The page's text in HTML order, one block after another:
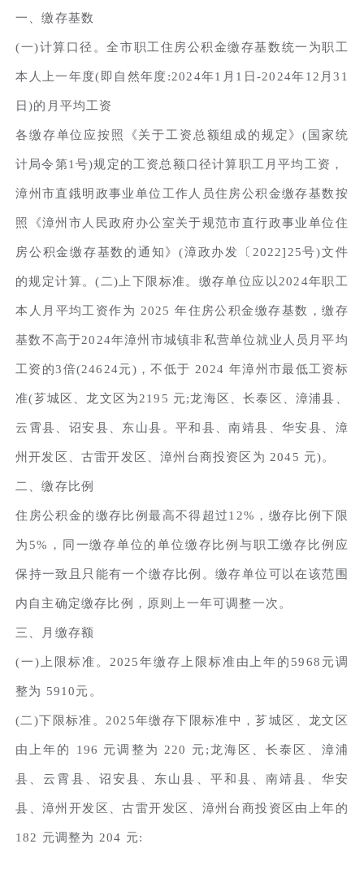
一、缴存基数
(一)计算口径。全市职工住房公积金缴存基数统一为职工
本人上一年度(即自然年度:2024年1月1日-2024年12月31
日)的月平均工资
各缴存单位应按照《关于工资总额组成的规定》(国家统
计局令第1号)规定的工资总额口径计算职工月平均工资，
漳州市直鋨明政事业单位工作人员住房公积金缴存基数按
照《漳州市人民政府办公室关于规范市直行政事业单位住
房公积金缴存基数的通知》(漳政办发〔2022]25号)文件
的规定计算。(二)上下限标准。缴存单位应以2024年职工
本人月平均工资作为 2025 年住房公积金缴存基数，缴存
基数不高于2024年漳州市城镇非私营单位就业人员月平均
工资的3倍(24624元)，不低于 2024 年漳州市最低工资标
准(芗城区、龙文区为2195 元;龙海区、长泰区、漳浦县、
云霄县、诏安县、东山县。平和县、南靖县、华安县、漳
州开发区、古雷开发区、漳州台商投资区为 2045 元)。
二、缴存比例
住房公积金的缴存比例最高不得超过12%，缴存比例下限
为5%，同一缴存单位的单位缴存比例与职工缴存比例应
保持一致且只能有一个缴存比例。缴存单位可以在该范围
内自主确定缴存比例，原则上一年可调整一次。
三、月缴存额
(一)上限标准。2025年缴存上限标准由上年的5968元调
整为 5910元。
(二)下限标准。2025年缴存下限标准中，芗城区、龙文区
由上年的 196 元调整为 220 元;龙海区、长泰区、漳浦
县、云霄县、诏安县、东山县、平和县、南靖县、华安
县、漳州开发区、古雷开发区、漳州台商投资区由上年的
182 元调整为 204 元: